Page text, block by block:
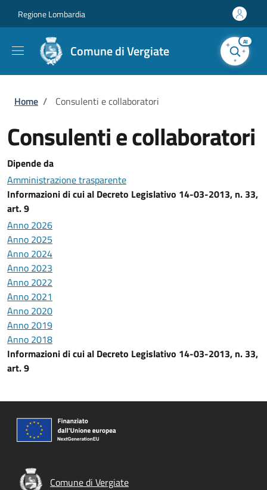
Regione Lombardia
Comune di Vergiate
AI
Briciole di pane
Home / Consulenti e collaboratori
Consulenti e collaboratori
Dipende da
Amministrazione trasparente
Informazioni di cui al Decreto Legislativo 14-03-2013, n. 33,
art. 9
Anno 2026
Anno 2025
Anno 2024
Anno 2023
Anno 2022
Anno 2021
Anno 2020
Anno 2019
Anno 2018
Informazioni di cui al Decreto Legislativo 14-03-2013, n. 33,
art. 9
Comune di Vergiate